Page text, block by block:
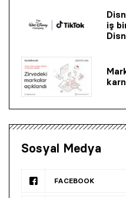
iş
Sosyal Medya
FACEBOOK